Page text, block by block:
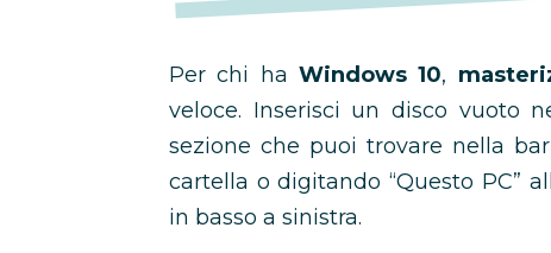
Per chi ha Windows 10,
veloce. Inserisci un disco vuoto
sezione che puoi trovare nella
cartella o digitando “Questo PC”
in basso a sinistra.